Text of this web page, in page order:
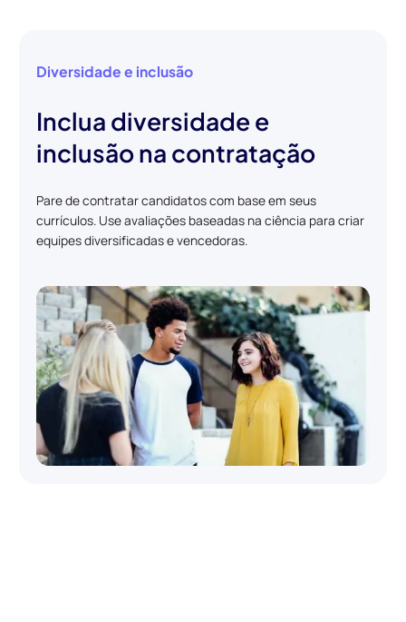
Diversidade e inclusão
Inclua diversidade e
inclusão na contratação
Pare de contratar candidatos com base em seus
currículos. Use avaliações baseadas na ciência para criar
equipes diversificadas e vencedoras.